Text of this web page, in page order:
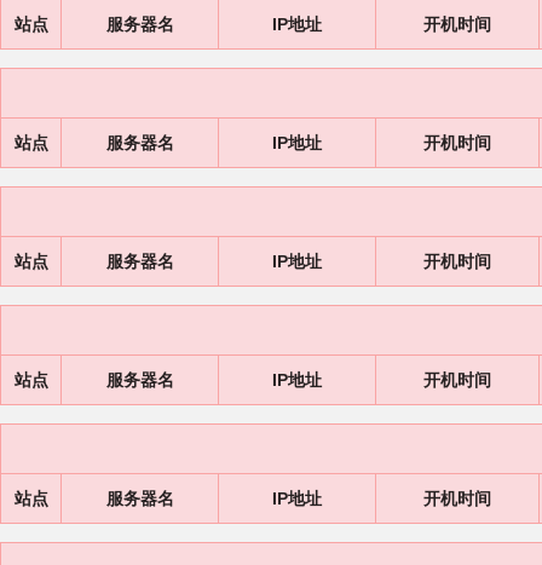
站点 服务器名 IP地址 开机时间
站点 服务器名 IP地址 开机时间
站点 服务器名 IP地址 开机时间
站点 服务器名 IP地址 开机时间
站点 服务器名 IP地址 开机时间